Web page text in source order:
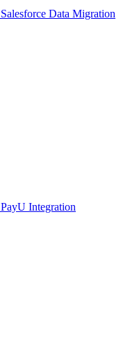
Salesforce Data Migration
PayU Integration